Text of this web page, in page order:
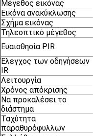
Μέγεθος εικόνας
Εικόνα ανακύκλωσης
Σχήμα εικόνας
Τηλεοπτικό μέγεθος
Ευαισθησία PIR
Έλεγχος των οδηγήσεων
IR
Λειτουργία
Χρόνος απόκρισης
Να προκαλέσει το
διάστημα
Ταχύτητα
παραθυρόφυλλων